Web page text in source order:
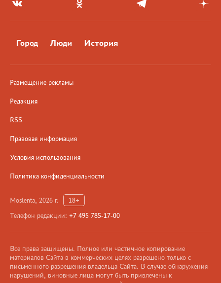
Город Люди История
Размещение рекламы
Редакция
RSS
Правовая информация
Условия использования
Политика конфиденциальности
Moslenta, 2026 г.
18+
Телефон редакции: +7 495 785-17-00
Все права защищены. Полное или частичное копирование
материалов Сайта в коммерческих целях разрешено только с
письменного разрешения владельца Сайта. В случае обнаружения
нарушений, виновные лица могут быть привлечены к